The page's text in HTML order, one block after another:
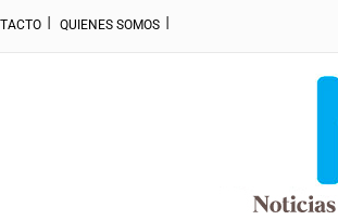
I QUIENES SOMOS I